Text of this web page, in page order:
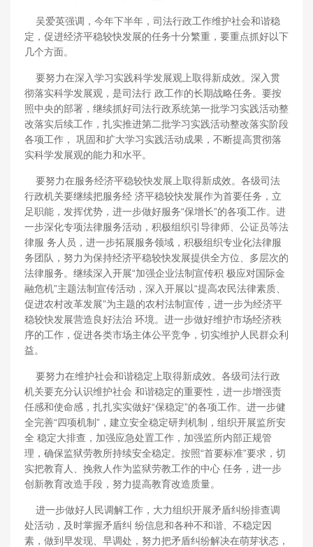
吴爱英强调，今年下半年，司法行政工作维护社会和谐稳
定，促进经济平稳较快发展的任务十分繁重，要重点抓好以下
几个方面。
要努力在深入学习实践科学发展观上取得新成效。深入贯
彻落实科学发展观，是司法行 政工作的长期战略任务。要按
照中央的部署，继续抓好司法行政系统第一批学习实践活动整
改落实后续工作，扎实推进第二批学习实践活动整改落实阶段
各项工作， 巩固和扩大学习实践活动成果，不断提高贯彻落
实科学发展观的能力和水平。
要努力在服务经济平稳较快发展上取得新成效。各级司法
行政机关要继续把服务经 济平稳较快发展作为首要任务，立
足职能，发挥优势，进一步做好服务“保增长”的各项工作。进
一步深化专项法律服务活动，积极组织引导律师、公证员等法
律服 务人员，进一步拓展服务领域，积极组织专业化法律服
务团队，努力为保持经济平稳较快发展提供全方位、多层次的
法律服务。继续深入开展“加强企业法制宣传积 极应对国际金
融危机”主题法制宣传活动，深入开展以“提高农民法律素质、
促进农村改革发展”为主题的农村法制宣传，进一步为经济平
稳较快发展营造良好法治 环境。进一步做好维护市场经济秩
序的工作，促进各类市场主体公平竞争，切实维护人民群众利
益。
要努力在维护社会和谐稳定上取得新成效。各级司法行政
机关要充分认识维护社会 和谐稳定的重要性，进一步增强责
任感和使命感，扎扎实实做好“保稳定”的各项工作。进一步健
全完善“四项机制”，建立安全稳定研判机制，组织开展监所安
全 稳定大排查，加强应急处置工作，加强监所内部正规管
理，确保监狱劳教所持续安全稳定。按照“首要标准”要求，切
实把教育人、挽救人作为监狱劳教工作的中心 任务，进一步
创新教育改造手段，努力提高教育改造质量。
进一步做好人民调解工作，大力组织开展矛盾纠纷排查调
处活动，及时掌握矛盾纠 纷信息和各种不和谐、不稳定因
素，做到早发现、早调处，努力把矛盾纠纷解决在萌芽状态，